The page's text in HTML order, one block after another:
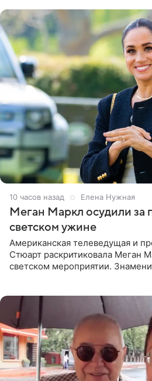
10 часов назад Елена Нужная
Меган Маркл осудили за
светском ужине
Американская телеведущая и
Стюарт раскритиковала Меган
светском мероприятии.